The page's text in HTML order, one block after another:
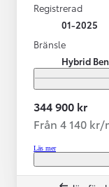
Registrerad
01-2025
Bränsle
Hybrid
344 900 kr
Från 4 140 kr/
Läs mer